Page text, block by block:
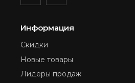
Информация
Скидки
Новые товары
Лидеры продаж